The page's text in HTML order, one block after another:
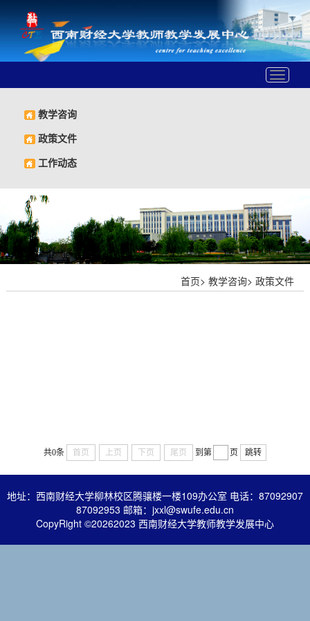
Toggle
教学咨询
政策文件
工作动态
首页> 教学咨询> 政策文件
共0条 首页 上页 下页 尾页 到第 页 跳转
地址：西南财经大学柳林校区腾骧楼一楼109办公室 电话：87092907
87092953 邮箱：jxxl@swufe.edu.cn
CopyRight ©20262023 西南财经大学教师教学发展中心